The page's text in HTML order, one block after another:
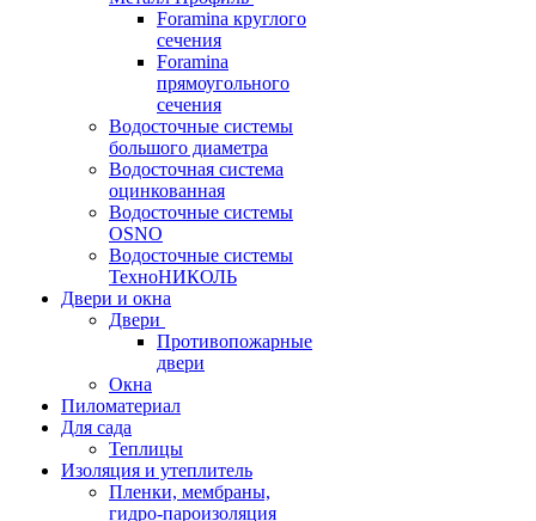
Foramina круглого
сечения
Foramina
прямоугольного
сечения
Водосточные системы
большого диаметра
Водосточная система
оцинкованная
Водосточные системы
OSNO
Водосточные системы
ТехноНИКОЛЬ
Двери и окна
Двери
Противопожарные
двери
Окна
Пиломатериал
Для сада
Теплицы
Изоляция и утеплитель
Пленки, мембраны,
гидро-пароизоляция